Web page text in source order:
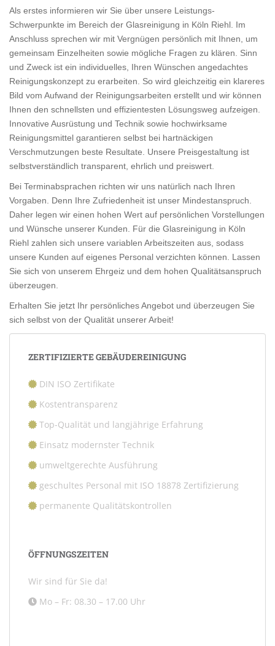
Als erstes informieren wir Sie über unsere Leistungs-
Schwerpunkte im Bereich der Glasreinigung in Köln Riehl. Im
Anschluss sprechen wir mit Vergnügen persönlich mit Ihnen, um
gemeinsam Einzelheiten sowie mögliche Fragen zu klären. Sinn
und Zweck ist ein individuelles, Ihren Wünschen angedachtes
Reinigungskonzept zu erarbeiten. So wird gleichzeitig ein klareres
Bild vom Aufwand der Reinigungsarbeiten erstellt und wir können
Ihnen den schnellsten und effizientesten Lösungsweg aufzeigen.
Innovative Ausrüstung und Technik sowie hochwirksame
Reinigungsmittel garantieren selbst bei hartnäckigen
Verschmutzungen beste Resultate. Unsere Preisgestaltung ist
selbstverständlich transparent, ehrlich und preiswert.
Bei Terminabsprachen richten wir uns natürlich nach Ihren
Vorgaben. Denn Ihre Zufriedenheit ist unser Mindestanspruch.
Daher legen wir einen hohen Wert auf persönlichen Vorstellungen
und Wünsche unserer Kunden. Für die Glasreinigung in Köln
Riehl zahlen sich unsere variablen Arbeitszeiten aus, sodass
unsere Kunden auf eigenes Personal verzichten können. Lassen
Sie sich von unserem Ehrgeiz und dem hohen Qualitätsanspruch
überzeugen.
Erhalten Sie jetzt Ihr persönliches Angebot und überzeugen Sie
sich selbst von der Qualität unserer Arbeit!
ZERTIFIZIERTE GEBÄUDEREINIGUNG
DIN ISO Zertifikate
Kostentransparenz
Top-Qualität und langjährige Erfahrung
Einsatz modernster Technik
umweltgerechte Ausführung
geschultes Personal mit ISO 18878 Zertifizierung
permanente Qualitätskontrollen
ÖFFNUNGSZEITEN
Wir sind für Sie da!
Mo – Fr: 08.30 – 17.00 Uhr